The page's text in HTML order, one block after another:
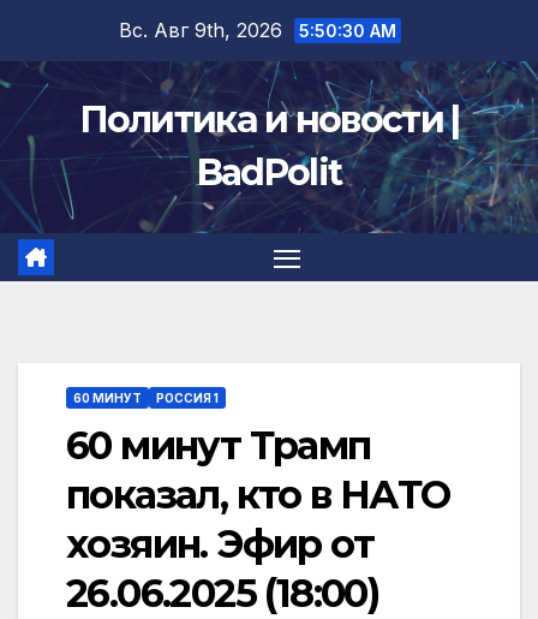
содержимому
Вс. Авг 9th, 2026 5:50:31 AM
Политика и новости |
BadPolit
60 МИНУТ РОССИЯ 1
60 минут Трамп
показал, кто в НАТО
хозяин. Эфир от
26.06.2025 (18:00)